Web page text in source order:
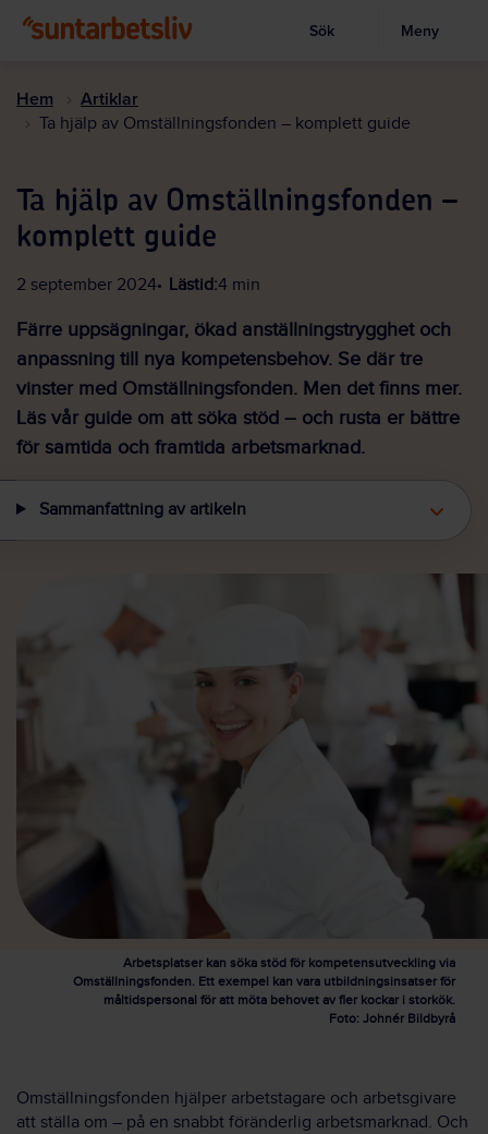
huvudinnehållet
Visa sökruta
Sök Meny
Hem Artiklar
Ta hjälp av Omställningsfonden – komplett guide
Ta hjälp av Omställningsfonden –
komplett guide
2 september 2024 Lästid:4 min
Färre uppsägningar, ökad anställningstrygghet och
anpassning till nya kompetensbehov. Se där tre
vinster med Omställningsfonden. Men det finns mer.
Läs vår guide om att söka stöd – och rusta er bättre
för samtida och framtida arbetsmarknad.
Sammanfattning av artikeln
Arbetsplatser kan söka stöd för kompetensutveckling via
Omställningsfonden. Ett exempel kan vara utbildningsinsatser för
måltidspersonal för att möta behovet av fler kockar i storkök.
Foto: Johnér Bildbyrå
Omställningsfonden hjälper arbetstagare och arbetsgivare
att ställa om – på en snabbt föränderlig arbetsmarknad. Och